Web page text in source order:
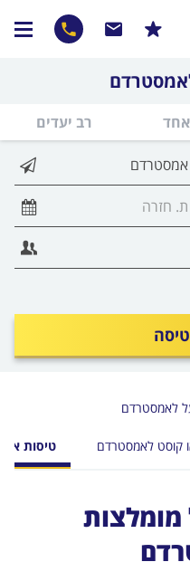
אחד רב יעדים
לאמסטרדם
קוסט לאמסטרדם טיסות